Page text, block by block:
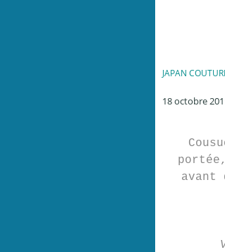
JAPAN
18 octobre
avant